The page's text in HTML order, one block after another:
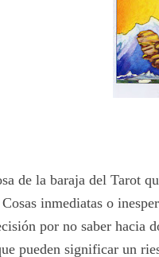
de la baraja del Tarot
inmediatas o
por no saber hacia
pueden significar un